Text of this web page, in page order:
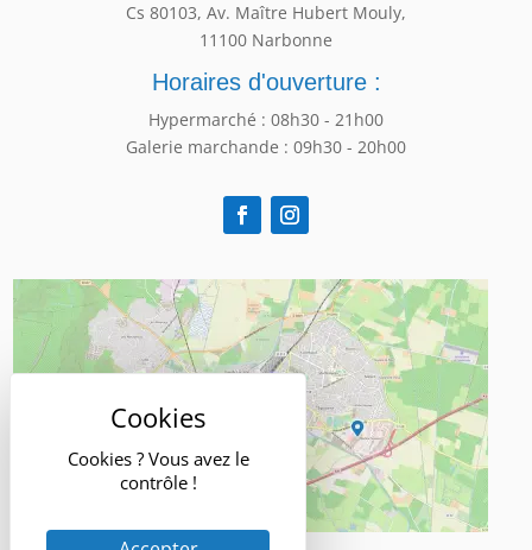
Cookies ? Vous avez le
contrôle !
Cs 80103, Av. Maître Hubert Mouly,
11100 Narbonne
Horaires d'ouverture :
Hypermarché : 08h30 - 21h00
Galerie marchande : 09h30 - 20h00